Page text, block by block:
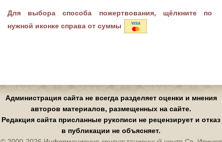
Для выбора способа пожертвования, щёлкните по
нужной иконке справа от суммы
Администрация сайта не всегда разделяет оценки и мнения
авторов материалов, размещенных на сайте.
Редакция сайта присланные рукописи не рецензирует и отказ
в публикации не объясняет.